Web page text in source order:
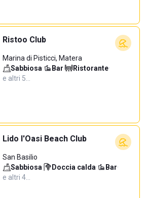
Ristoo Club
Marina di Pisticci, Matera
Sabbiosa· Bar· Ristorante·
e altri 5…
Lido l'Oasi Beach Club
San Basilio
Sabbiosa· Doccia calda· Bar·
e altri 4…